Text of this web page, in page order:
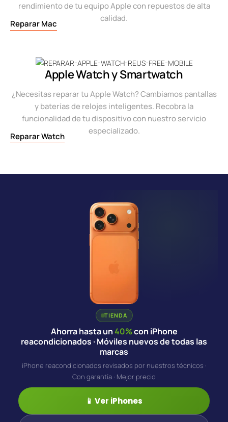
rendimiento de tu equipo Apple con repuestos de alta
calidad.
Reparar Mac
Apple Watch y Smartwatch
¿Necesitas reparar tu Apple Watch? Cambiamos pantallas
y baterías de relojes inteligentes. Recobra la
funcionalidad de tu dispositivo con nuestro servicio
especializado.
Reparar Watch
TIENDA
Ahorra hasta un40%con iPhone
reacondicionados · Móviles nuevos de todas las
marcas
iPhone reacondicionados revisados por nuestros técnicos ·
Con garantía · Mejor precio
📱 Ver iPhones